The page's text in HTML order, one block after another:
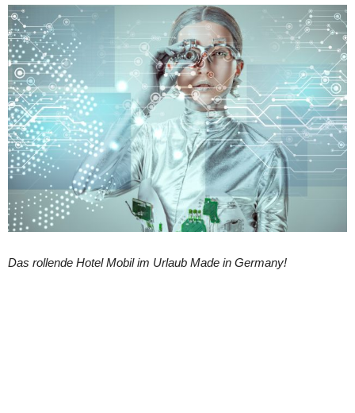
Das rollende Hotel Mobil im Urlaub Made in Germany!